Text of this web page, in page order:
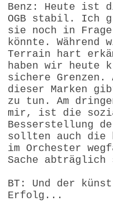
Benz: Heute ist
OGB stabil. Ich
sie noch in
könnte. Während
Terrain hart
haben wir heute
sichere Grenzen.
dieser Marken
zu tun. Am
mir, ist die
Besserstellung
sollten auch die
im Orchester
Sache abträglich
BT: Und der
Erfolg...